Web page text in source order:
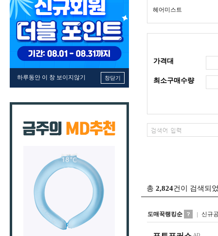
하루동안 이 창 보이지않기 창닫기
헤어미스트
가격대
최소구매수량
총 2,824건이 검색되
도매꾹랭킹순 신규